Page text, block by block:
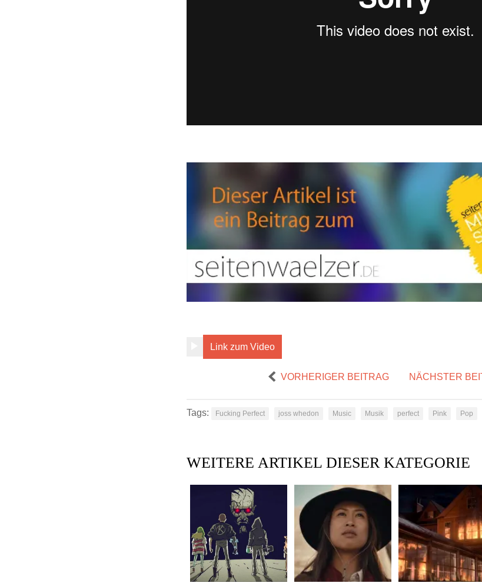
Link zum Video
VORHERIGER BEITRAG NÄCHSTER
Tags: Fucking Perfect joss whedon Music Musik perfect Pink Pop
WEITERE ARTIKEL DIESER KATEGORIE